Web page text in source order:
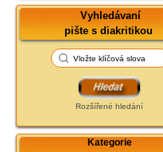
Vyhledávaní
pište s diakritikou
Rozšířené hledání
Kategorie